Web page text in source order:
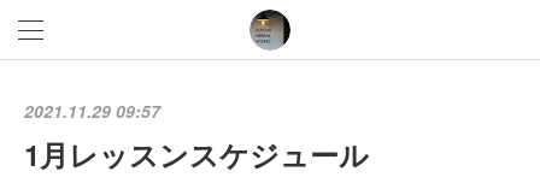
2021.11.29 09:57
1月レッスンスケジュール